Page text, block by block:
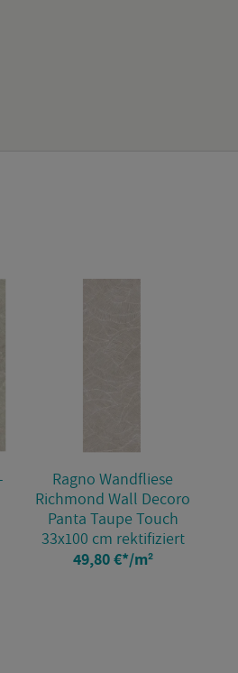
Ragno Wand­flie­se
Richmond Wall De­co­ro
Panta Taupe Touch
33x100 cm rek­ti­fi­ziert
49,80 €*/m²